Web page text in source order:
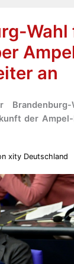
Wahl
an
der
xity Deutschland